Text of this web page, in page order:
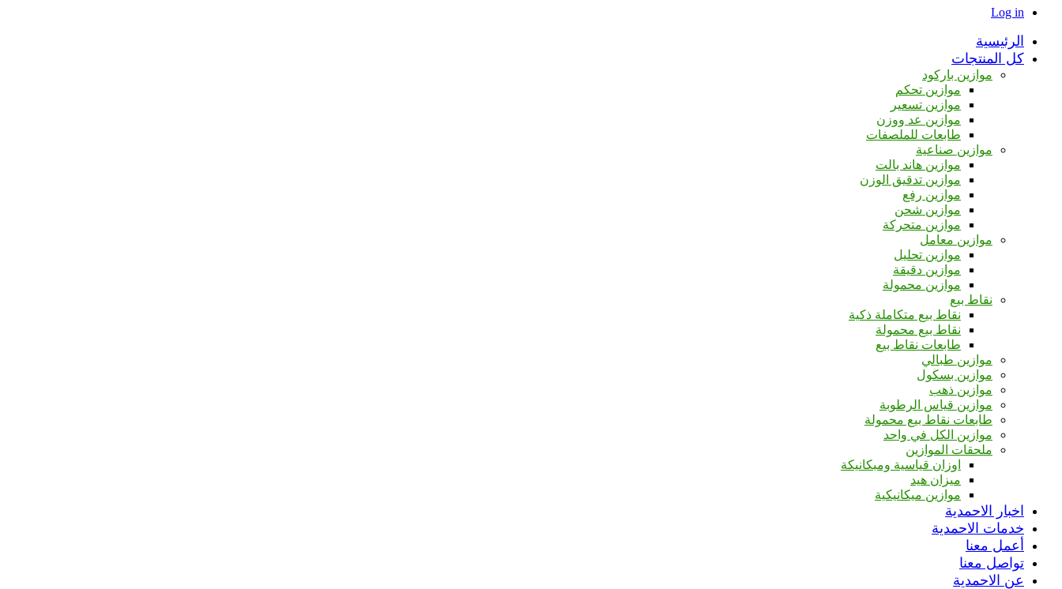
Log in
الرئيسية
كل المنتجات
موازين باركود
موازين تحكم
موازين تسعير
موازين عد ووزن
طابعات للملصفات
موازين صناعية
موازين هاند بالت
موازين تدقيق الوزن
موازين رفع
موازين شحن
موازين متحركة
موازين معامل
موازين تحليل
موازين دقيقة
موازين محمولة
نقاط بيع
نقاط بيع متكاملة ذكية
نقاط بيع محمولة
طابعات نقاط بيع
موازين طبالي
موازين بسكول
موازين ذهب
موازين قياس الرطوبة
طابعات نقاط بيع محمولة
موازين الكل في واحد
ملحقات الموازين
اوزان قياسية ومبكانيكة
ميزان هيد
موازين ميكانيكية
اخبار الاحمدية
خدمات الاحمدية
أعمل معنا
تواصل معنا
عن الاحمدية